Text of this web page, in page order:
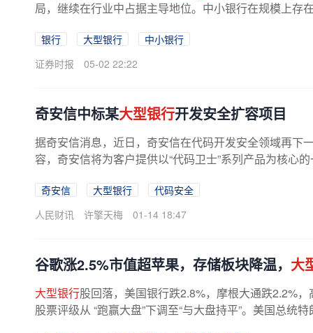
局，继续在行业中占据主导地位。中小银行在规模上存
银行 大型银行
中小银行
证券时报
05-02 22:22
奇安信中标某大型银行开发安全扩容项目
据奇安信消息，近日，奇安信在代码开发安全领域再下
容，奇安信将为客户提供以“代码卫士”系列产品为核心
奇安信 大型银行
代码安全
人民财讯
许擎天梅 01-14 18:47
谷歌涨2.5%市值超苹果，存储板块降温， 大
大型银行股回落，美国银行跌2.8%，摩根大通跌2.2%
股票评级从 “跑赢大盘”下调至“与大盘持平”。美国总统